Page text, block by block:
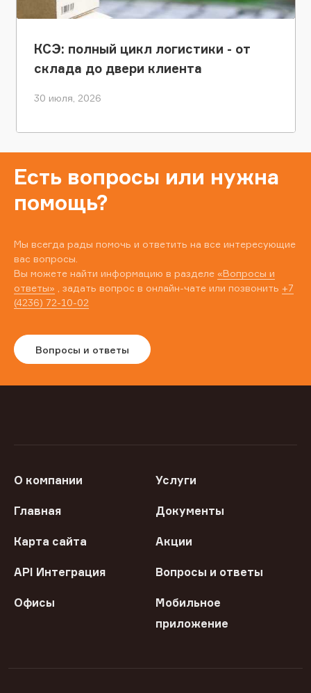
КСЭ: полный цикл логистики - от
склада до двери клиента
30 июля, 2026
Есть вопросы или нужна
помощь?
Мы всегда рады помочь и ответить на все интересующие
вас вопросы.
Вы можете найти информацию в разделе «Вопросы и
ответы» , задать вопрос в онлайн-чате или позвонить +7
(4236) 72-10-02
Вопросы и ответы
О компании Услуги
Главная Документы
Карта сайта Акции
API Интеграция Вопросы и ответы
Офисы
Мобильное
приложение